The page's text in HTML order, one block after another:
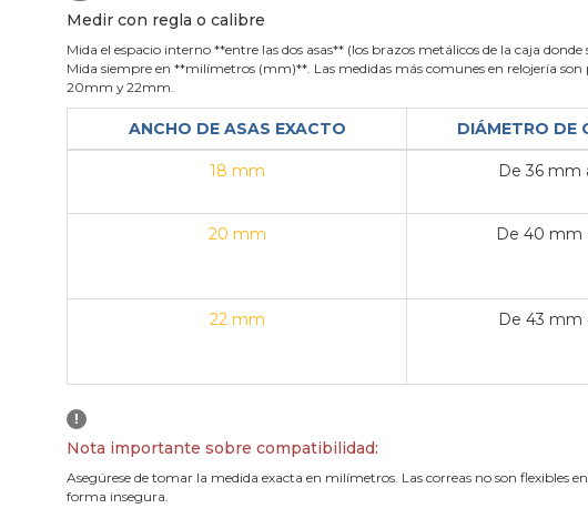
Medir con regla o calibre
Mida el espacio interno **entre las dos asas** (los brazos metálicos de la caja donde
Mida siempre en **milímetros (mm)**. Las medidas más comunes en relojería
20mm y 22mm.
ANCHO DE ASAS EXACTO DIÁMETRO DE
18 mm De 36 mm
20 mm De 40 mm
22 mm De 43 mm
!
Nota importante sobre compatibilidad:
Asegúrese de tomar la medida exacta en milímetros. Las correas no son flexibles
forma insegura.